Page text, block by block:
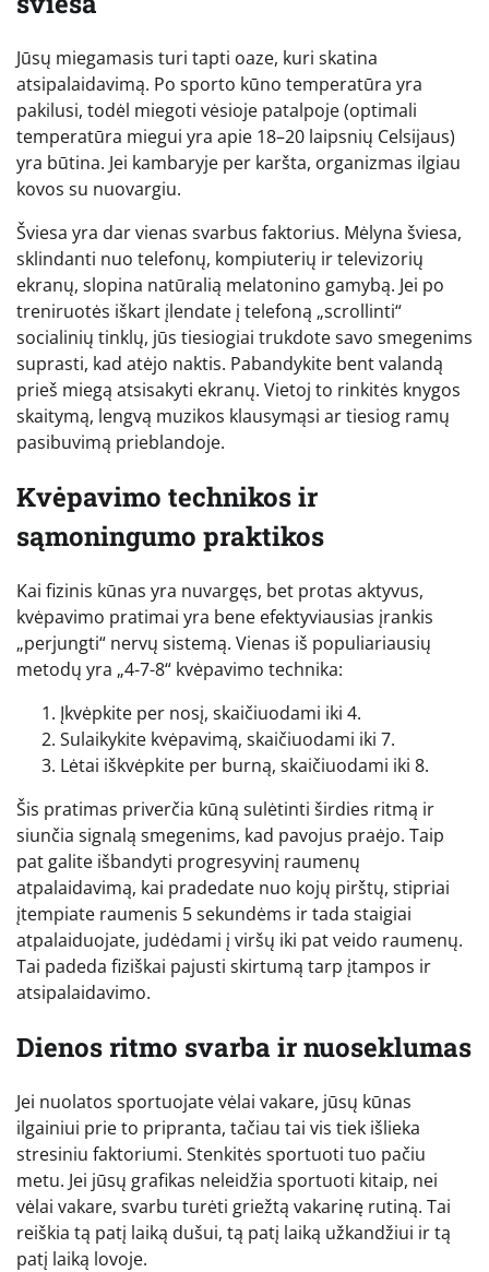
Jūsų miegamasis turi tapti oaze, kuri skatina
atsipalaidavimą. Po sporto kūno temperatūra yra
pakilusi, todėl miegoti vėsioje patalpoje (optimali
temperatūra miegui yra apie 18–20 laipsnių Celsijaus)
yra būtina. Jei kambaryje per karšta, organizmas ilgiau
kovos su nuovargiu.
Šviesa yra dar vienas svarbus faktorius. Mėlyna šviesa,
sklindanti nuo telefonų, kompiuterių ir televizorių
ekranų, slopina natūralią melatonino gamybą. Jei po
treniruotės iškart įlendate į telefoną „scrollinti“
socialinių tinklų, jūs tiesiogiai trukdote savo smegenims
suprasti, kad atėjo naktis. Pabandykite bent valandą
prieš miegą atsisakyti ekranų. Vietoj to rinkitės knygos
skaitymą, lengvą muzikos klausymąsi ar tiesiog ramų
pasibuvimą prieblandoje.
Kvėpavimo technikos ir
sąmoningumo praktikos
Kai fizinis kūnas yra nuvargęs, bet protas aktyvus,
kvėpavimo pratimai yra bene efektyviausias įrankis
„perjungti“ nervų sistemą. Vienas iš populiariausių
metodų yra „4-7-8“ kvėpavimo technika:
Įkvėpkite per nosį, skaičiuodami iki 4.
Sulaikykite kvėpavimą, skaičiuodami iki 7.
Lėtai iškvėpkite per burną, skaičiuodami iki 8.
Šis pratimas priverčia kūną sulėtinti širdies ritmą ir
siunčia signalą smegenims, kad pavojus praėjo. Taip
pat galite išbandyti progresyvinį raumenų
atpalaidavimą, kai pradedate nuo kojų pirštų, stipriai
įtempiate raumenis 5 sekundėms ir tada staigiai
atpalaiduojate, judėdami į viršų iki pat veido raumenų.
Tai padeda fiziškai pajusti skirtumą tarp įtampos ir
atsipalaidavimo.
Dienos ritmo svarba ir nuoseklumas
Jei nuolatos sportuojate vėlai vakare, jūsų kūnas
ilgainiui prie to pripranta, tačiau tai vis tiek išlieka
stresiniu faktoriumi. Stenkitės sportuoti tuo pačiu
metu. Jei jūsų grafikas neleidžia sportuoti kitaip, nei
vėlai vakare, svarbu turėti griežtą vakarinę rutiną. Tai
reiškia tą patį laiką dušui, tą patį laiką užkandžiui ir tą
patį laiką lovoje.